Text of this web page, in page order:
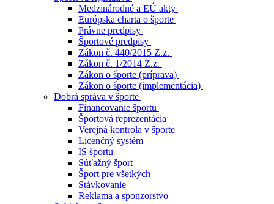
Medzinárodné a EÚ akty
Európska charta o športe
Právne predpisy
Športové predpisy
Zákon č. 440/2015 Z.z.
Zákon č. 1/2014 Z.z.
Zákon o športe (príprava)
Zákon o športe (implementácia)
Dobrá správa v športe
Financovanie športu
Športová reprezentácia
Verejná kontrola v športe
Licenčný systém
IS športu
Súťažný šport
Šport pre všetkých
Stávkovanie
Reklama a sponzorstvo